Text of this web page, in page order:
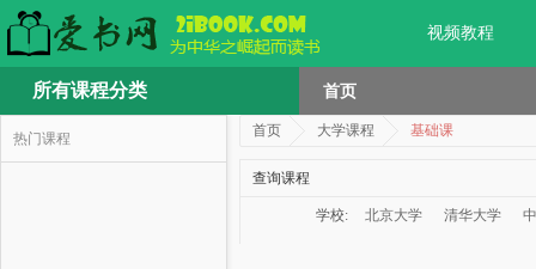
视频教程
所有课程分类 首页
热门课程 首页 大学课程 基础课
查询课程
学校: 北京大学 清华大学